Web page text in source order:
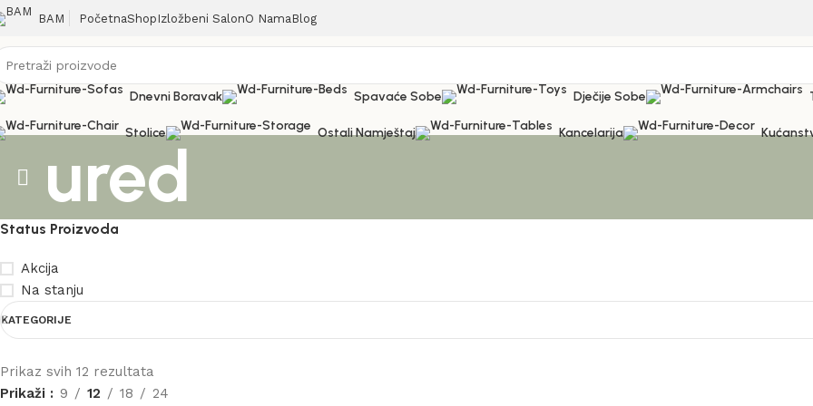
BAM PočetnaShop Izložbeni SalonO Nama Blog
Dnevni Boravak
Spavaće Sobe Dječije Sobe
Stolice Ostali Namještaj Kancelarija
ured
Status Proizvoda
Akcija
Na stanju
KATEGORIJE
Stolice
Prikaz svih 12 rezultata
Prikaži
9 12 18 24